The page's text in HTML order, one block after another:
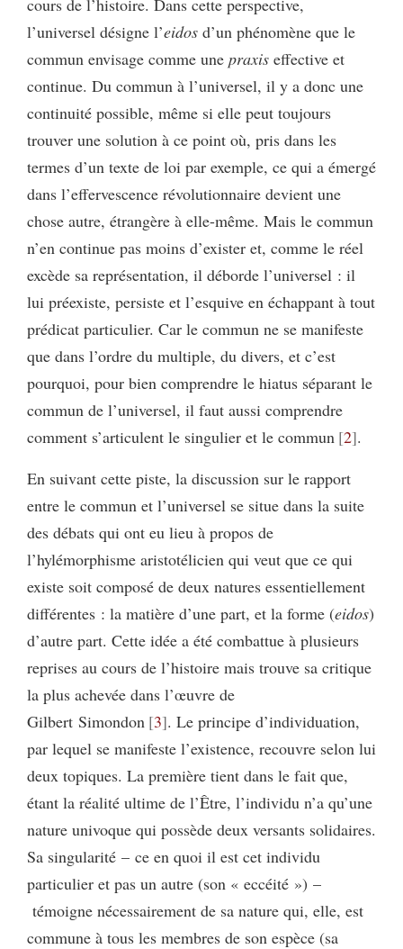
cours de l’histoire. Dans cette perspective,
l’universel désigne l’eidos d’un phénomène que le
commun envisage comme une praxis effective et
continue. Du commun à l’universel, il y a donc une
continuité possible, même si elle peut toujours
trouver une solution à ce point où, pris dans les
termes d’un texte de loi par exemple, ce qui a émergé
dans l’effervescence révolutionnaire devient une
chose autre, étrangère à elle-même. Mais le commun
n’en continue pas moins d’exister et, comme le réel
excède sa représentation, il déborde l’universel : il
lui préexiste, persiste et l’esquive en échappant à tout
prédicat particulier. Car le commun ne se manifeste
que dans l’ordre du multiple, du divers, et c’est
pourquoi, pour bien comprendre le hiatus séparant le
commun de l’universel, il faut aussi comprendre
comment s’articulent le singulier et le commun 2 .
En suivant cette piste, la discussion sur le rapport
entre le commun et l’universel se situe dans la suite
des débats qui ont eu lieu à propos de
l’hylémorphisme aristotélicien qui veut que ce qui
existe soit composé de deux natures essentiellement
différentes : la matière d’une part, et la forme (eidos)
d’autre part. Cette idée a été combattue à plusieurs
reprises au cours de l’histoire mais trouve sa critique
la plus achevée dans l’œuvre de
Gilbert Simondon 3 . Le principe d’individuation,
par lequel se manifeste l’existence, recouvre selon lui
deux topiques. La première tient dans le fait que,
étant la réalité ultime de l’Être, l’individu n’a qu’une
nature univoque qui possède deux versants solidaires.
Sa singularité – ce en quoi il est cet individu
particulier et pas un autre (son « eccéité ») –
témoigne nécessairement de sa nature qui, elle, est
commune à tous les membres de son espèce (sa